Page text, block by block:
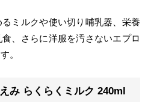
ミルクや使い切り哺乳器、栄養
、さらに洋服を汚さないエプロ
。
み らくらくミルク 240ml